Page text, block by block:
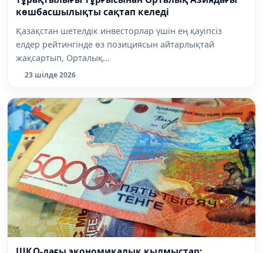
көшбасшылықты сақтап келеді
Қазақстан шетелдік инвесторлар үшін ең қауіпсіз
елдер рейтингінде өз позициясын айтарлықтай
жақсартып, Орталық...
23 шілде 2026